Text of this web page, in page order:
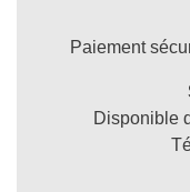
Paiement
Disponible